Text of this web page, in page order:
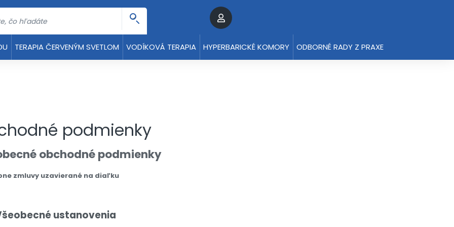
TERAPIA ČERVENÝM SVETLOM VODÍKOVÁ TERAPIA HYPERBARICKÉ KOMORY ODBORNÉ RADY Z PRAXE
podmienky
obchodné podmienky
zmluvy uzavierané na diaľku
ustanovenia